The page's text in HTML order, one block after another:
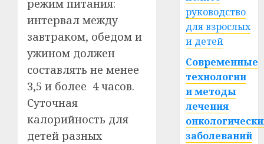
режим питания:
интервал между
завтраком, обедом и
ужином должен
составлять не менее
3,5 и более 4 часов.
Суточная
калорийность для
детей разных
руководство
для взрослых
и детей
Современные
технологии
и методы
лечения
заболеваний